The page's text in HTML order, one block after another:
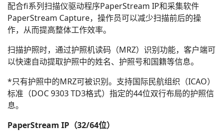
配合fi系列扫描仪驱动程序PaperStream IP和采集软件
PaperStream Capture，操作员可以减少扫描前后的操
作，从而提高整体工作效率。
扫描护照时，通过护照机读码（MRZ）识别功能，客户端可
以快速自动提取护照中的姓名、护照号和国籍等信息。
*只有护照中的MRZ可被识别。支持国际民航组织（ICAO）
标准（DOC 9303 TD3格式）指定的44位双行布局的护照信
息。
PaperStream IP（32/64位）